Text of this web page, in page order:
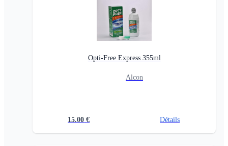
Opti-Free Express 355ml
Alcon
15.00 € Détails